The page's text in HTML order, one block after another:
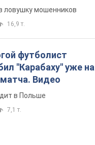
ловушку мошенников
16,9 т.
футболист
"Карабаху" уже на
Видео
в Польше
7,1 т.